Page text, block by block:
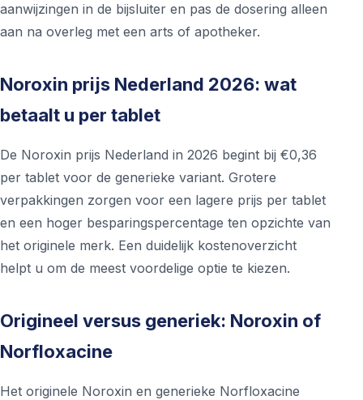
aanwijzingen in de bijsluiter en pas de dosering alleen
aan na overleg met een arts of apotheker.
Noroxin prijs Nederland 2026: wat
betaalt u per tablet
De Noroxin prijs Nederland in 2026 begint bij €0,36
per tablet voor de generieke variant. Grotere
verpakkingen zorgen voor een lagere prijs per tablet
en een hoger besparingspercentage ten opzichte van
het originele merk. Een duidelijk kostenoverzicht
helpt u om de meest voordelige optie te kiezen.
Origineel versus generiek: Noroxin of
Norfloxacine
Het originele Noroxin en generieke Norfloxacine